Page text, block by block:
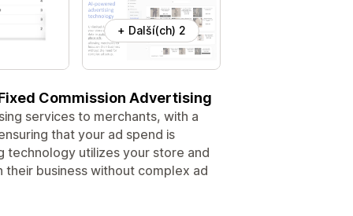
+ Další(ch) 2
Commission Advertising
services to merchants, with a
that your ad spend is
technology utilizes your store and
business without complex ad